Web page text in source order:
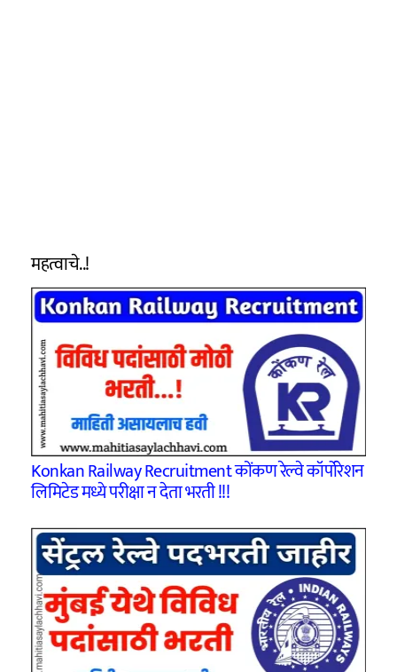
महत्वाचे..!
Konkan Railway Recruitment कोंकण रेल्वे कॉर्पोरेशन
लिमिटेड मध्ये परीक्षा न देता भरती !!!